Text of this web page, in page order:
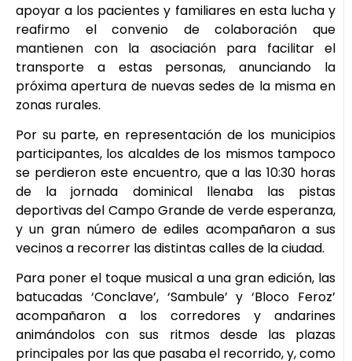
apoyar a los pacientes y familiares en esta lucha y
reafirmo el convenio de colaboración que
mantienen con la asociación para facilitar el
transporte a estas personas, anunciando la
próxima apertura de nuevas sedes de la misma en
zonas rurales.
Por su parte, en representación de los municipios
participantes, los alcaldes de los mismos tampoco
se perdieron este encuentro, que a las 10:30 horas
de la jornada dominical llenaba las pistas
deportivas del Campo Grande de verde esperanza,
y un gran número de ediles acompañaron a sus
vecinos a recorrer las distintas calles de la ciudad.
Para poner el toque musical a una gran edición, las
batucadas ‘Conclave’, ‘Sambule’ y ‘Bloco Feroz’
acompañaron a los corredores y andarines
animándolos con sus ritmos desde las plazas
principales por las que pasaba el recorrido, y, como